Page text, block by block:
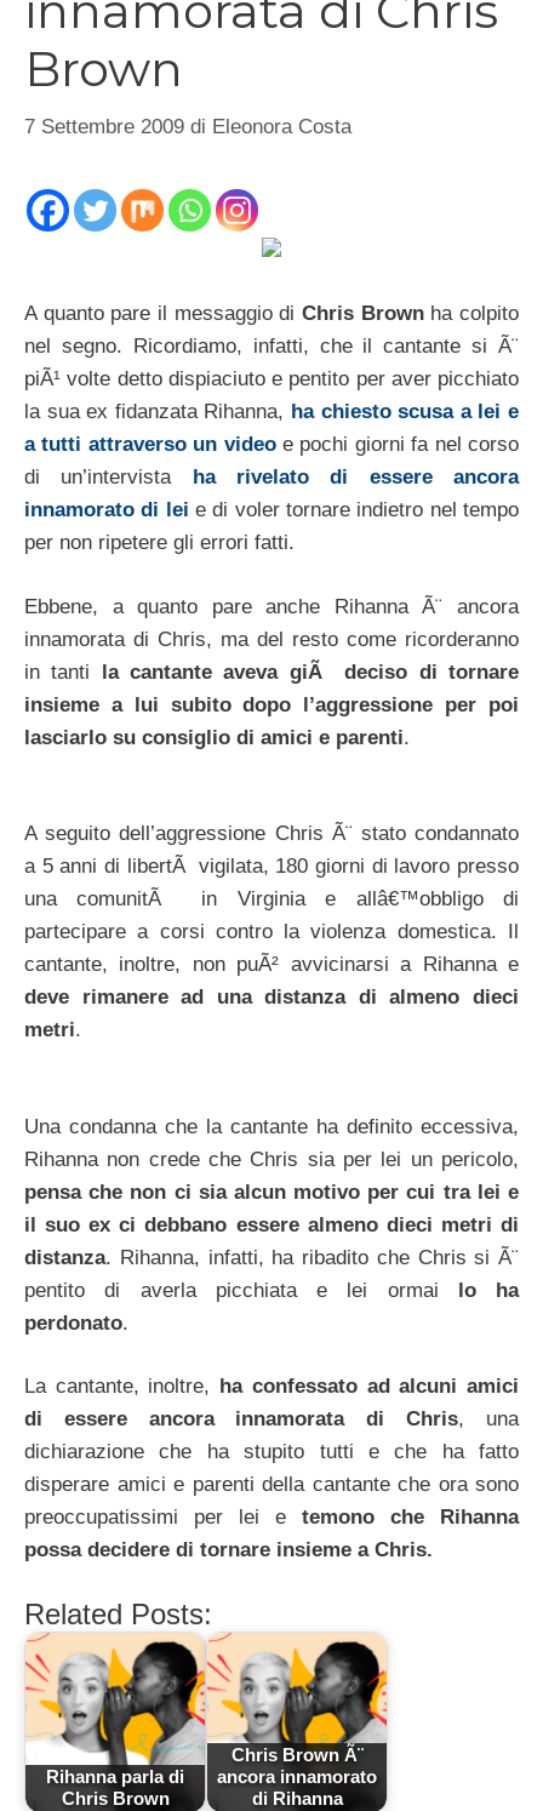
Brown
7 Settembre 2009 di Eleonora Costa
A quanto pare il messaggio di Chris Brownha colpito
nel segno. Ricordiamo, infatti, che il cantante si Ã¨
piÃ¹ volte detto dispiaciuto e pentito per aver picchiato
la sua ex fidanzata Rihanna, ha chiesto scusa a lei e
a tutti attraverso un videoe pochi giorni fa nel corso
di un’intervista
ha rivelato di essere ancora
innamorato di lei e di voler tornare indietro nel tempo
per non ripetere gli errori fatti.
Ebbene, a quanto pare anche Rihanna Ã¨ ancora
innamorata di Chris, ma del resto come ricorderanno
in tanti la cantante aveva giÃ deciso di tornare
insieme a lui subito dopo l’aggressione per poi
lasciarlo su consiglio di amici e parenti.
A seguito dell’aggressione Chris Ã¨ stato condannato
a 5 anni di libertÃ vigilata, 180 giorni di lavoro presso
una comunitÃ in Virginia e allâ€™obbligo di
partecipare a corsi contro la violenza domestica. Il
cantante, inoltre, non puÃ² avvicinarsi a Rihanna e
deve rimanere ad una distanza di almeno dieci
metri.
Una condanna che la cantante ha definito eccessiva,
Rihanna non crede che Chris sia per lei un pericolo,
pensa che non ci sia alcun motivo per cui tra lei e
il suo ex ci debbano essere almeno dieci metri di
distanza. Rihanna, infatti, ha ribadito che Chris si Ã¨
pentito di averla picchiata e lei ormai lo ha
perdonato.
La cantante, inoltre,
ha confessato ad alcuni amici
di essere ancora innamorata di Chris, una
dichiarazione che ha stupito tutti e che ha fatto
disperare amici e parenti della cantante che ora sono
preoccupatissimi per lei e temono che Rihanna
possa decidere di tornare insieme a Chris.
Related Posts:
Rihanna parla di
Chris Brown
Chris Brown Ã¨
ancora innamorato
di Rihanna